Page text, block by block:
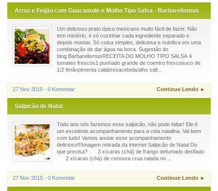
Arroz e Feijão com Guacamole e Molho Tipo Salsa - Barbarelismus
Um delicioso prato típico mexicano muito fácil de fazer. Não
tem mistério, é só cozinhar cada ingrediente separado e
depois montar. Só coisa simples, deliciosa e nutritiva em uma
combinação de dar água na boca. Sugestão do
blog BarbarelismusRECEITA DO MOLHO TIPO SALSA 4
tomates frescos1 punhado grande de coentro frescosuco de
1/2 limãopimenta calabresacebola/alho salt...
27 Nov 2015 - 0 Komentar Continue Lendo ►
Salpicão de Natal
Todo ano nós fazemos esse salpicão, não pode faltar! Ele é
um excelente acompanhamento para a ceia natalina. Vai bem
com tudo! Vamos anotar esse acompanhamento
delicioso!!!Imagem retirada da internet Salpicão de Natal Do
que precisa? 3 xícaras (chá) de frango defumado desfiado
2 xícaras (chá) de cenoura crua ralada no ...
27 Nov 2015 - 0 Komentar Continue Lendo ►